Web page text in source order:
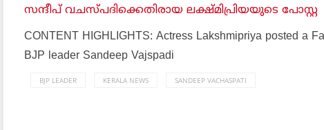
സന്ദീപ് വചസ്പദിക്കെതിരായ ലക്ഷ്മിപ്രിയയുടെ പോസ്റ്റ
CONTENT HIGHLIGHTS: Actress Lakshmipriya posted a
BJP leader Sandeep Vajspadi
BJP LEADER KERALA NEWS SANDEEP VACHASPATI